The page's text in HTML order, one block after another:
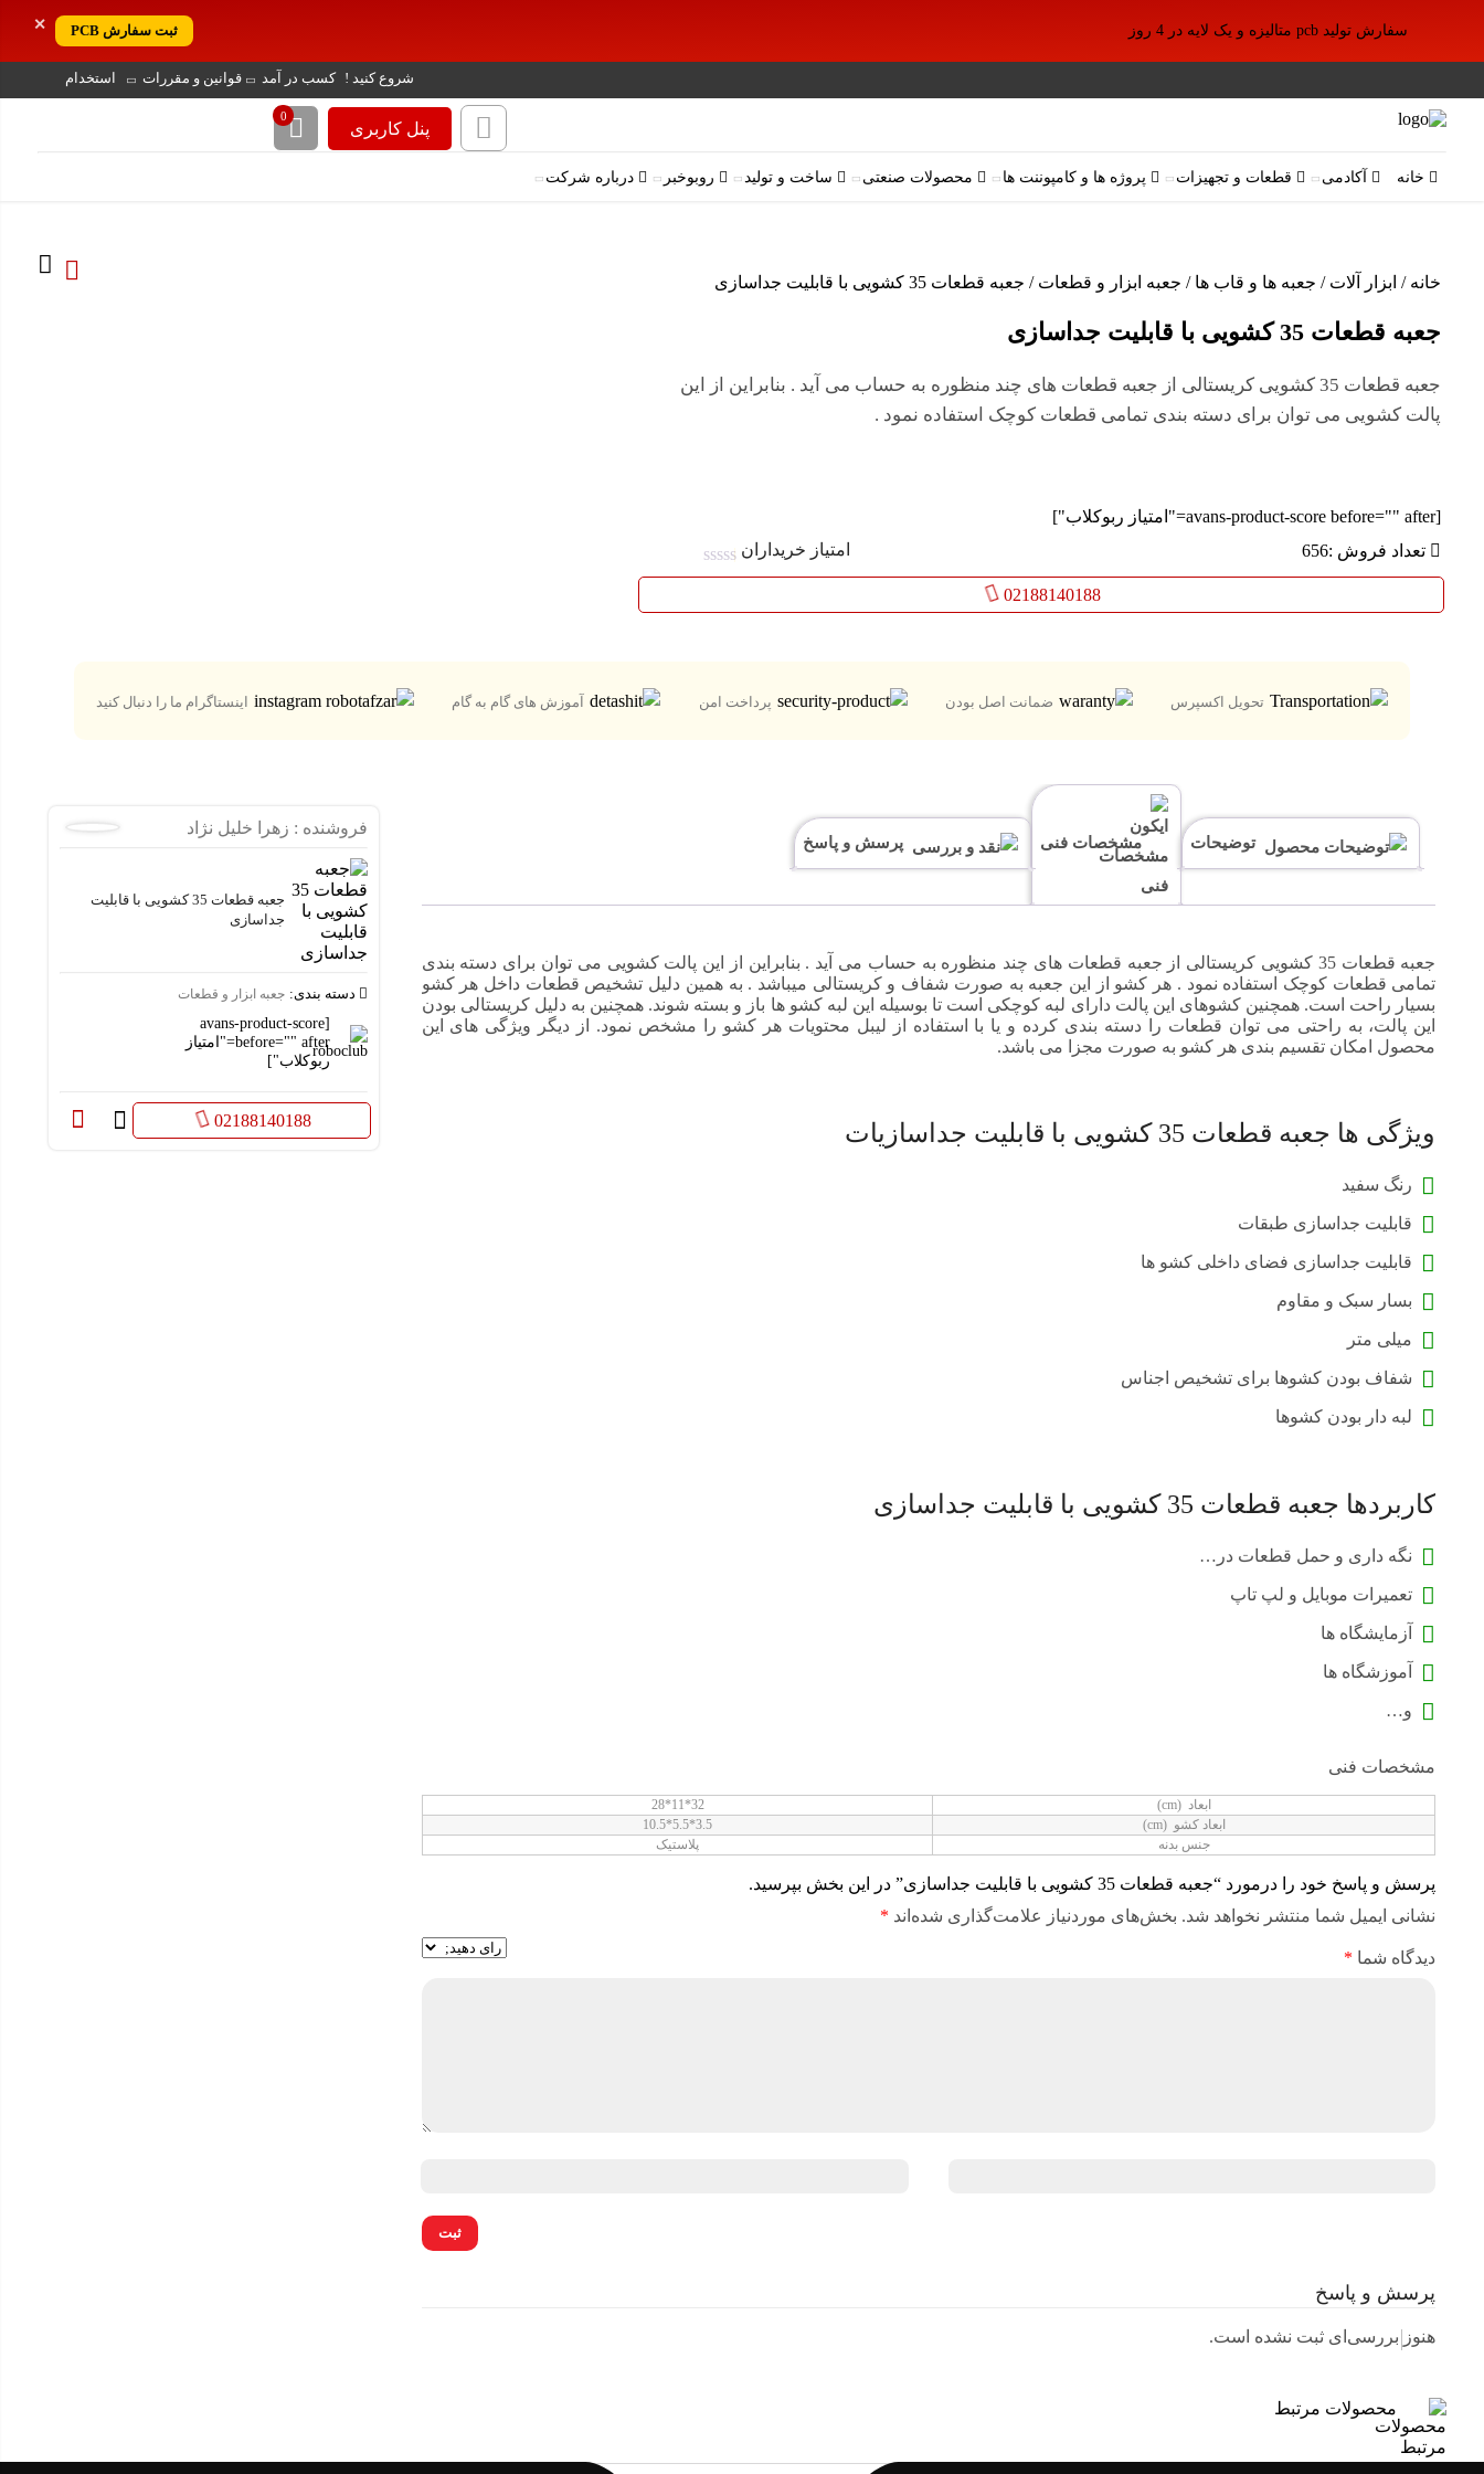
✕ سفارش تولید pcb متالیزه و یک لایه در 4 روز ثبت سفارش PCB
شروع کنید ! کسب در آمد قوانین و مقررات استخدام
پنل کاربری
0
خانه آکادمی قطعات و تجهیزات پروژه ها و کامپوننت ها محصولات صنعتی ساخت و تولید روبوخبر درباره شرکت
خانه / ابزار آلات / جعبه ها و قاب ها / جعبه ابزار و قطعات / جعبه قطعات 35 کشویی با قابلیت جداسازی
جعبه قطعات 35 کشویی با قابلیت جداسازی
جعبه قطعات 35 کشویی کریستالی از جعبه قطعات های چند منظوره به حساب می آید . بنابراین از این
پالت کشویی می توان برای دسته بندی تمامی قطعات کوچک استفاده نمود .
[avans-product-score before="" after="امتیاز ربوکلاب"]
تعداد فروش :656
امتیاز خریداران
امتیاز
از
02188140188
تحویل اکسپرس ضمانت اصل بودن پرداخت امن آموزش های گام به گام اینستاگرام ما را دنبال کنید
توضیحات مشخصات فنی پرسش و پاسخ
جعبه قطعات 35 کشویی کریستالی از جعبه قطعات های چند منظوره به حساب می آید . بنابراین از این پالت کشویی می توان برای دسته بندی
تمامی قطعات کوچک استفاده نمود . هر کشو از این جعبه به صورت شفاف و کریستالی میباشد . به همین دلیل تشخیص قطعات داخل هر کشو
بسیار راحت است. همچنین کشوهای این پالت دارای لبه کوچکی است تا بوسیله این لبه کشو ها باز و بسته شوند. همچنین به دلیل کریستالی بودن
این پالت، به راحتی می توان قطعات را دسته بندی کرده و یا با استفاده از لیبل محتویات هر کشو را مشخص نمود. از دیگر ویژگی های این
محصول امکان تقسیم بندی هر کشو به صورت مجزا می باشد.
ویژگی ها جعبه قطعات 35 کشویی با قابلیت جداسازیات
رنگ سفید
قابلیت جداسازی طبقات
قابلیت جداسازی فضای داخلی کشو ها
بسار سبک و مقاوم
میلی متر
شفاف بودن کشوها برای تشخیص اجناس
لبه دار بودن کشوها
کاربردها جعبه قطعات 35 کشویی با قابلیت جداسازی
نگه داری و حمل قطعات در…
تعمیرات موبایل و لپ تاپ
آزمایشگاه ها
آموزشگاه ها
و…
مشخصات فنی
ابعاد (cm)
32*11*28
ابعاد کشو (cm)
3.5*5.5*10.5
جنس بدنه
پلاستیک
پرسش و پاسخ خود را درمورد “جعبه قطعات 35 کشویی با قابلیت جداسازی” در این بخش بپرسید.
نشانی ایمیل شما منتشر نخواهد شد. بخش‌های موردنیاز علامت‌گذاری شده‌اند *
دیدگاه شما *
پرسش و پاسخ
هنوز بررسی‌ای ثبت نشده است.
فروشنده : زهرا خلیل نژاد
جعبه قطعات 35 کشویی با قابلیت
جداسازی
دسته بندی: جعبه ابزار و قطعات
[avans-product-score
before="" after="امتیاز
ربوکلاب"]
02188140188
محصولات مرتبط